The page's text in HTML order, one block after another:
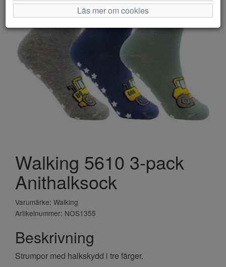
Walking 5610 3-pack
Anithalksock
Varumärke: Walking
Artikelnummer: NOS1355
Beskrivning
Strumpor med halkskydd i tre färger.
Läs mer om cookies